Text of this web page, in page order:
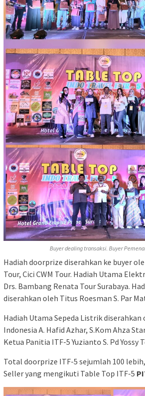
Buyer dealing transaksi. Buyer
Hadiah doorprize diserahkan ke buyer
Tour, Cici CWM Tour. Hadiah Utama
Drs. Bambang Renata Tour Surabaya.
diserahkan oleh Titus Roesman S. Par
Hadiah Utama Sepeda Listrik diserahkan
Indonesia A. Hafid Azhar, S.Kom Ahza
Ketua Panitia ITF-5 Yuzianto S. Pd Yossy
Total doorprize ITF-5 sejumlah 100
Seller yang mengikuti Table Top ITF-5